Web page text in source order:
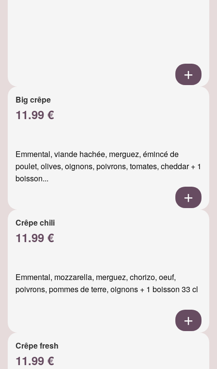
Big crêpe
11.99 €
Emmental, viande hachée, merguez, émincé de
poulet, olives, oignons, poivrons, tomates, cheddar + 1
boisson...
Crêpe chili
11.99 €
Emmental, mozzarella, merguez, chorizo, oeuf,
poivrons, pommes de terre, oignons + 1 boisson 33 cl
Crêpe fresh
11.99 €